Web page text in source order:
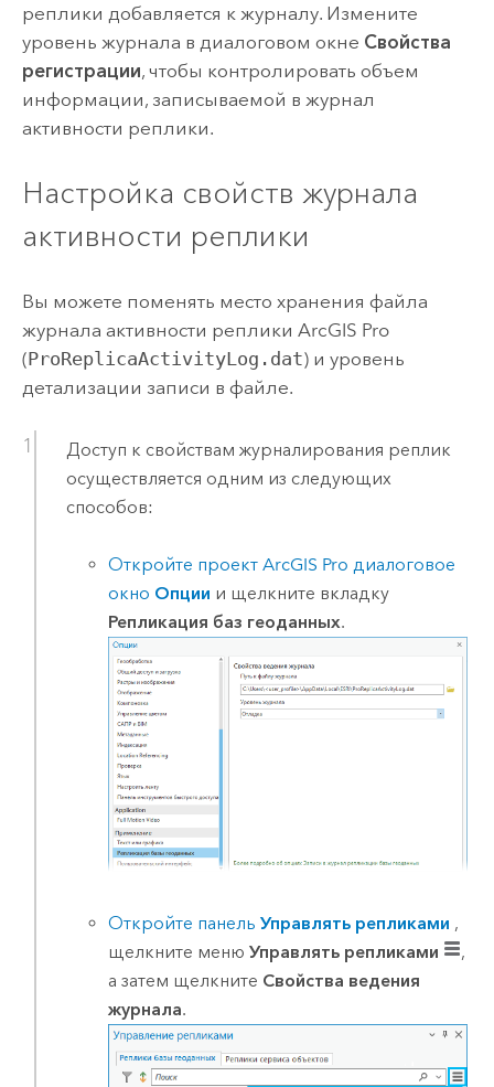
реплики добавляется к журналу. Измените
уровень журнала в диалоговом окне Свойства
регистрации, чтобы контролировать объем
информации, записываемой в журнал
активности реплики.
Настройка свойств журнала
активности реплики
Вы можете поменять место хранения файла
журнала активности реплики ArcGIS Pro
(ProReplicaActivityLog.dat) и уровень
детализации записи в файле.
Доступ к свойствам журналирования реплик
осуществляется одним из следующих
способов:
Откройте проектArcGIS Pro диалоговое
окно Опции и щелкните вкладку
Репликация баз геоданных.
Откройте панельУправлять репликами ,
щелкните менюУправлять репликами
,
а затем щелкните Свойства ведения
журнала.